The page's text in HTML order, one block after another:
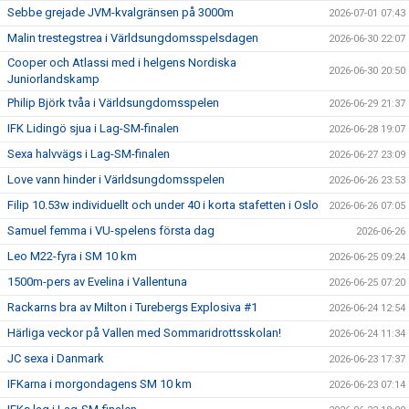
Sebbe grejade JVM-kvalgränsen på 3000m 2026-07-01 07:43
Malin trestegstrea i Världsungdomsspelsdagen 2026-06-30 22:07
Cooper och Atlassi med i helgens Nordiska
Juniorlandskamp
2026-06-30 20:50
Philip Björk tvåa i Världsungdomsspelen 2026-06-29 21:37
IFK Lidingö sjua i Lag-SM-finalen 2026-06-28 19:07
Sexa halvvägs i Lag-SM-finalen 2026-06-27 23:09
Love vann hinder i Världsungdomsspelen 2026-06-26 23:53
Filip 10.53w individuellt och under 40 i korta stafetten i Oslo 2026-06-26 07:05
Samuel femma i VU-spelens första dag 2026-06-26
Leo M22-fyra i SM 10 km 2026-06-25 09:24
1500m-pers av Evelina i Vallentuna 2026-06-25 07:20
Rackarns bra av Milton i Turebergs Explosiva #1 2026-06-24 12:54
Härliga veckor på Vallen med Sommaridrottsskolan! 2026-06-24 11:34
JC sexa i Danmark 2026-06-23 17:37
IFKarna i morgondagens SM 10 km 2026-06-23 07:14